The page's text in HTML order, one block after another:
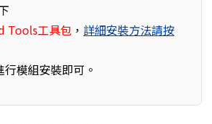
Tools工具包 ， 詳細安裝方法請按
模組安裝即可。